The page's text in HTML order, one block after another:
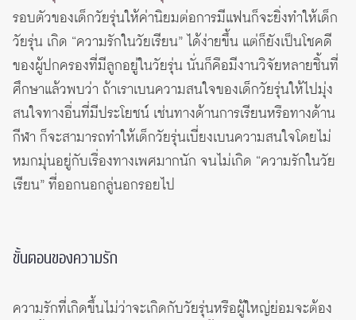
รอบตัวของเด็กวัยรุ่นให้ค่านิยมต่อการมีแฟนก็จะยิ่งทำให้เด็ก
วัยรุ่น เกิด “ความรักในวัยเรียน” ได้ง่ายขึ้น แต่ก็ยังเป็นโชคดี
ของผู้ปกครองที่มีลูกอยู่ในวัยรุ่น นั่นก็คือมีงานวิจัยหลายชิ้นที่
ศึกษาแล้วพบว่า ถ้าเราเบนความสนใจของเด็กวัยรุ่นให้ไปมุ่ง
สนใจทางอื่นที่มีประโยชน์ เช่นทางด้านการเรียนหรือทางด้าน
กีฬา ก็จะสามารถทำให้เด็กวัยรุ่นเบี่ยงเบนความสนใจโดยไม่
หมกมุ่นอยู่กับเรื่องทางเพศมากนัก จนไม่เกิด “ความรักในวัย
เรียน” ที่ออกนอกลู่นอกรอยไป
ขั้นตอนของความรัก
ความรักที่เกิดขึ้นไม่ว่าจะเกิดกับวัยรุ่นหรือผู้ใหญ่ย่อมจะต้อง